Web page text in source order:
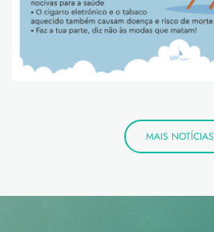
MAIS NOTÍCIAS